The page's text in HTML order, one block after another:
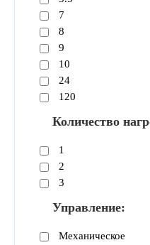
7
8
9
10
24
120
Количество
1
2
3
Управление:
Механическое